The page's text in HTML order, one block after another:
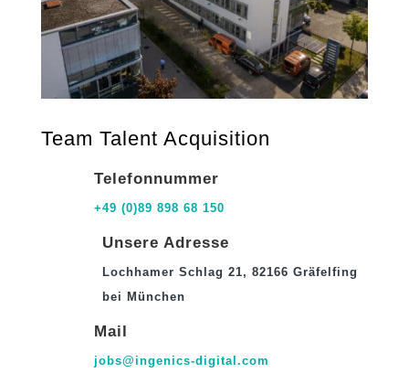
Team Talent Acquisition
Telefonnummer
+49 (0)89 898 68 150
Unsere Adresse
Lochhamer Schlag 21, 82166 Gräfelfing
bei München
Mail
jobs@ingenics-digital.com